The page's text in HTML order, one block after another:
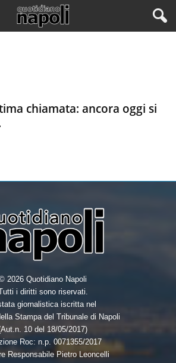
chiamata: ancora oggi si
2026 Quotidiano Napoli
i diritti sono riservati.
giornalistica iscritta nel
Stampa del Tribunale di Napoli
10 del 18/05/2017)
Roc: n.p. 0071355/2017
Responsabile Pietro Leoncelli